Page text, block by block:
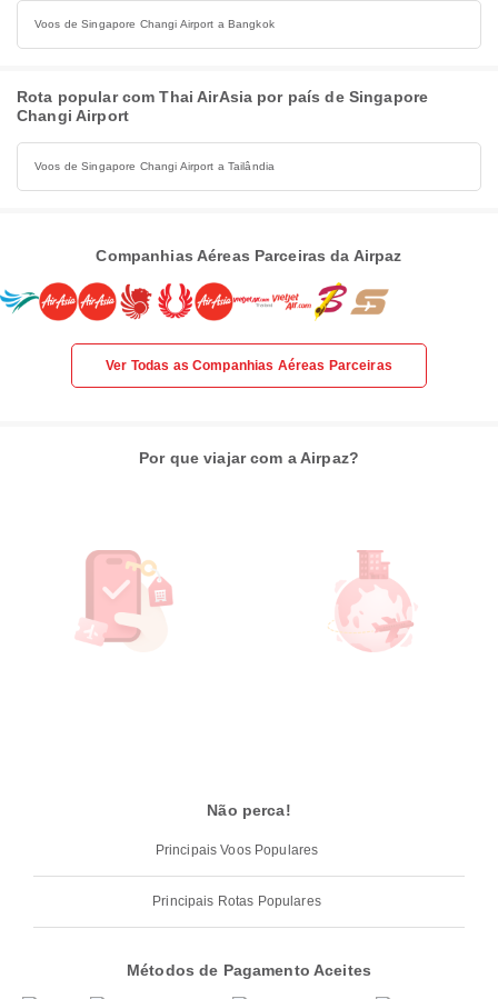
Voos de Singapore Changi Airport a Bangkok
Rota popular com Thai AirAsia por país de Singapore
Changi Airport
Voos de Singapore Changi Airport a Tailândia
Companhias Aéreas Parceiras da Airpaz
Ver Todas as Companhias Aéreas Parceiras
Por que viajar com a Airpaz?
Não perca!
Principais Voos Populares
Principais Rotas Populares
Métodos de Pagamento Aceites